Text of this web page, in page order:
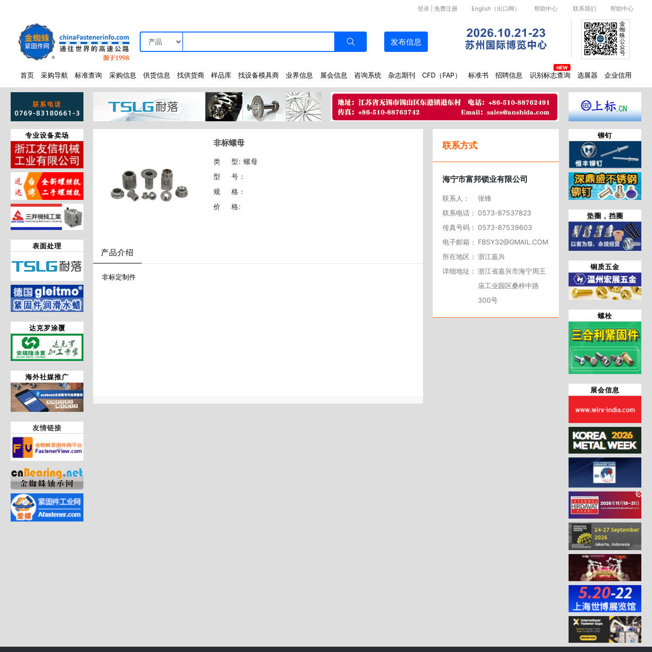
English（出口网） 帮助中心 联系我们 帮助中心
登录 免费注册
发布信息
首页 采购导航 标准查询 采购信息 供货信息 找供货商 样品库 找设备模具商 业界信息 展会信息 咨询系统 杂志期刊 CFD（FAP） 标准书 招聘信息 识别标志查询 选展器 企业信用
金
蜘
蛛
公
众
号
专业设备卖场
表面处理
达克罗涂覆
海外社媒推广
友情链接
铆钉
垫圈，挡圈
铜质五金
螺栓
展会信息
非标螺母
类型: 螺母
型号 ：
规格 ：
价格:
产品介绍
非标定制件
联系方式
海宁市富邦锁业有限公司
联系人：
张锋
联系电话： 0573-87537823
传真号码： 0573-87539603
电子邮箱： FBSY32@GMAIL.COM
所在地区： 浙江嘉兴
详细地址： 浙江省嘉兴市海宁周王
庙工业园区桑梓中路
300号